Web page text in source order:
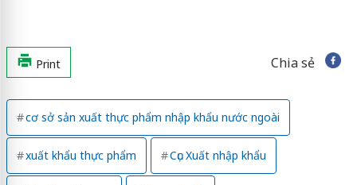
Print Chia sẻ
cơ sở sản xuất thực phẩm nhập khẩu nước ngoài
xuất khẩu thực phẩm Cục Xuất nhập khẩu